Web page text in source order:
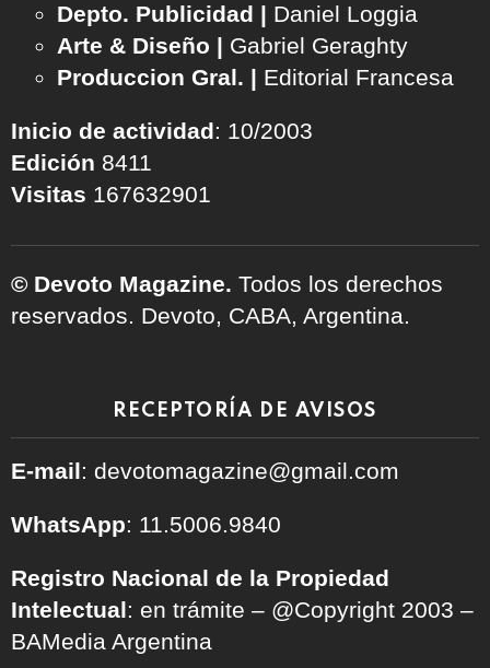
Depto. Publicidad | Daniel Loggia
Arte & Diseño | Gabriel Geraghty
Produccion Gral. | Editorial Francesa
Inicio de actividad: 10/2003
Edición 8411
Visitas 167632901
© Devoto Magazine. Todos los derechos
reservados. Devoto, CABA, Argentina.
RECEPTORÍA DE AVISOS
E-mail: devotomagazine@gmail.com
WhatsApp: 11.5006.9840
Registro Nacional de la Propiedad
Intelectual: en trámite – @Copyright 2003 –
BAMedia Argentina